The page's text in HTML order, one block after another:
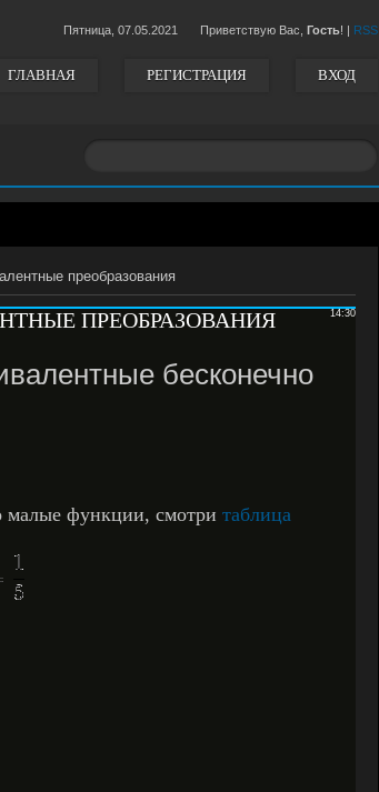
Пятница, 07.05.2021 Приветствую Вас, Гость! | RSS
ГЛАВНАЯ РЕГИСТРАЦИЯ ВХОД
преобразования
14:30
ПРЕОБРАЗОВАНИЯ
бесконечно
малые функции, смотри таблица